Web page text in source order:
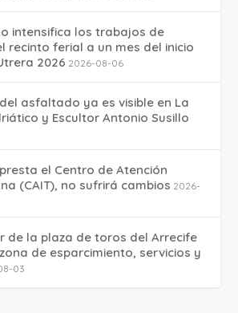
intensifica los trabajos de
recinto ferial a un mes del inicio
2026 2026-08-06
asfaltado ya es visible en La
y Escultor Antonio Susillo
el Centro de Atención
(CAIT), no sufrirá cambios 2026-
de la plaza de toros del Arrecife
de esparcimiento, servicios y
03